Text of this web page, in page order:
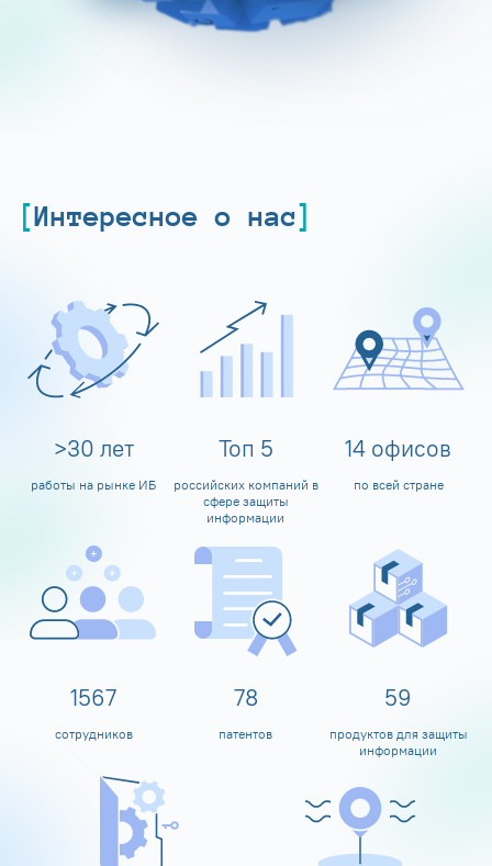
Интересное о нас
>30 лет
работы на рынке ИБ
Топ 5
российских компаний в
сфере защиты
информации
14 офисов
по всей стране
1600
сотрудников
80
патентов
60
продуктов для защиты
информации